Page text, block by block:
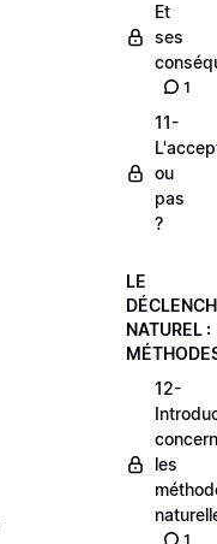
Et
ses
1
11-
ou
pas
?
LE
NATUREL :
12-
les
1